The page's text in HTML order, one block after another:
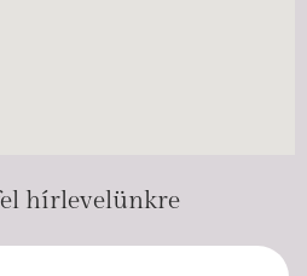
hírlevelünkre